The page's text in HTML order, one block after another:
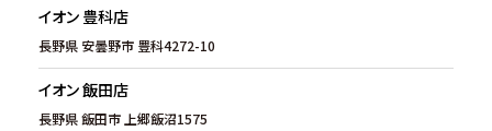
イオン 豊科店
長野県 安曇野市 豊科4272-10
イオン 飯田店
長野県 飯田市 上郷飯沼1575